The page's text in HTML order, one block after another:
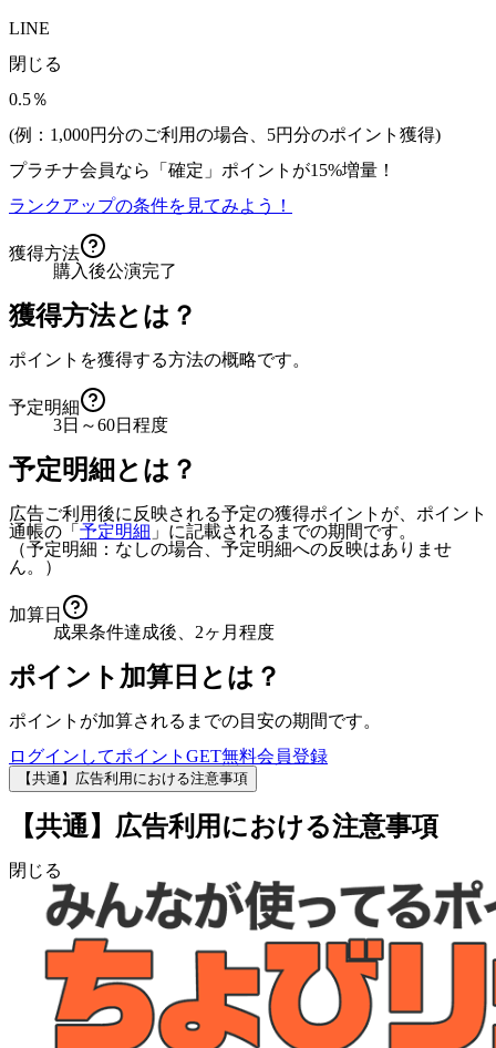
LINE
閉じる
0.5％
(例：1,000円分のご利用の場合、 5円分のポイント獲得)
プラチナ会員なら
「確定」 ポイントが15%増量！
ランクアップの条件を見てみよう！
獲得方法
購入後公演完了
獲得方法とは？
ポイントを獲得する方法の概略です。
予定明細
3日～60日程度
予定明細とは？
広告ご利用後に反映される予定の獲得ポイントが、ポイント
通帳の「 予定明細 」に記載されるまでの期間です。
（予定明細：なしの場合、予定明細への反映はありませ
ん。）
加算日
成果条件達成後、2ヶ月程度
ポイント加算日とは？
ポイントが加算されるまでの目安の期間です。
ログインしてポイントGET無料会員登録
【共通】広告利用における注意事項
【共通】広告利用における注意事項
閉じる